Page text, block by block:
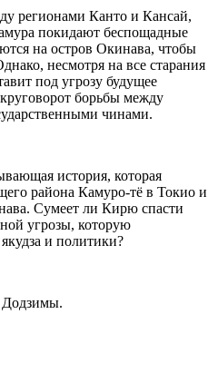
регионами Канто и Кансай,
покидают беспощадные
на остров Окинава, чтобы
несмотря на все старания
под угрозу будущее
борьбы между
чинами.
история, которая
района Камуро-тё в Токио и
Сумеет ли Кирю спасти
угрозы, которую
и политики?
Додзимы.